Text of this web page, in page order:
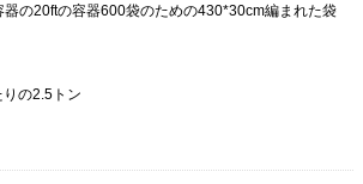
器の20ftの容器600袋のための430*30cm編まれた袋
りの2.5トン